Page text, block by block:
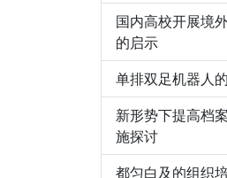
国内高校开展境
的启示
单排双足机器人
新形势下提高档
施探讨
都匀白及的组织